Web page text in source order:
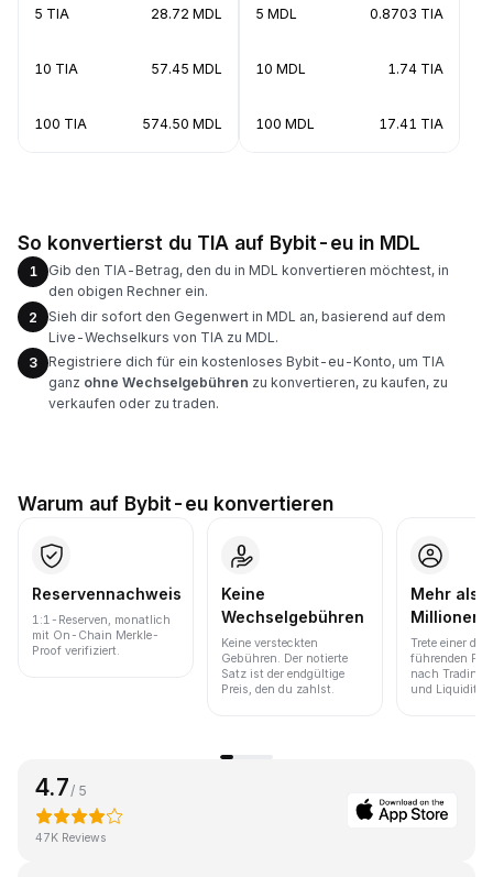
5 TIA 28.72 MDL
10 TIA 57.45 MDL
100 TIA 574.50 MDL
5 MDL 0.8703 TIA
10 MDL 1.74 TIA
100 MDL 17.41 TIA
So konvertierst du TIA auf Bybit-eu in MDL
1
Gib den TIA-Betrag, den du in MDL konvertieren möchtest, in
den obigen Rechner ein.
2
Sieh dir sofort den Gegenwert in MDL an, basierend auf dem
Live-Wechselkurs von TIA zu MDL.
3
Registriere dich für ein kostenloses Bybit-eu-Konto, um TIA
ganz ohne Wechselgebühren zu konvertieren, zu kaufen, zu
verkaufen oder zu traden.
Warum auf Bybit-eu konvertieren
Reservennachweis
1:1-Reserven, monatlich
mit On-Chain Merkle-
Proof verifiziert.
Keine
Wechselgebühren
Keine versteckten
Gebühren. Der notierte
Satz ist der endgültige
Preis, den du zahlst.
Mehr als
Millionen
Trete einer der
führenden
nach Trading-
und Liquidität
4.7/ 5
47K Reviews